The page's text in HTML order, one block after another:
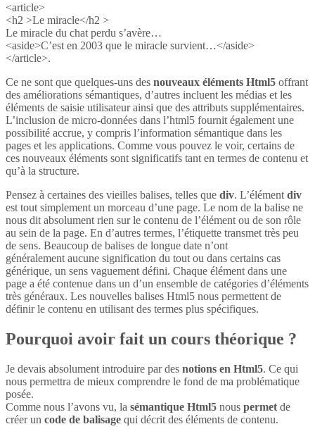
<article>
<h2 >Le miracle</h2 >
Le miracle du chat perdu s’avère…
<aside>C’est en 2003 que le miracle survient…</aside>
</article>.
Ce ne sont que quelques-uns des nouveaux éléments Html5 offrant
des améliorations sémantiques, d’autres incluent les médias et les
éléments de saisie utilisateur ainsi que des attributs supplémentaires.
L’inclusion de micro-données dans l’html5 fournit également une
possibilité accrue, y compris l’information sémantique dans les
pages et les applications. Comme vous pouvez le voir, certains de
ces nouveaux éléments sont significatifs tant en termes de contenu et
qu’à la structure.
Pensez à certaines des vieilles balises, telles que div. L’élément div
est tout simplement un morceau d’une page. Le nom de la balise ne
nous dit absolument rien sur le contenu de l’élément ou de son rôle
au sein de la page. En d’autres termes, l’étiquette transmet très peu
de sens. Beaucoup de balises de longue date n’ont
généralement aucune signification du tout ou dans certains cas
générique, un sens vaguement défini. Chaque élément dans une
page a été contenue dans un d’un ensemble de catégories d’éléments
très généraux. Les nouvelles balises Html5 nous permettent de
définir le contenu en utilisant des termes plus spécifiques.
Pourquoi avoir fait un cours théorique ?
Je devais absolument introduire par des notions en Html5. Ce qui
nous permettra de mieux comprendre le fond de ma problématique
posée.
Comme nous l’avons vu, la sémantique Html5 nous permet de
créer un code de balisage qui décrit des éléments de contenu.